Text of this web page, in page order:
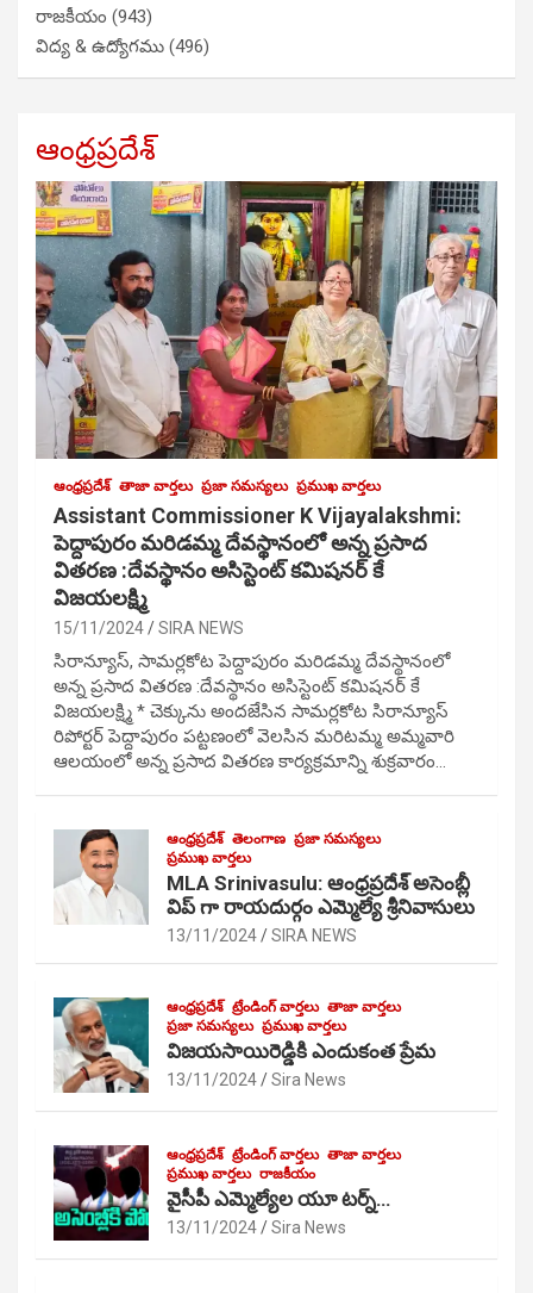
రాజకీయం (943)
విద్య & ఉద్యోగము (496)
ఆంధ్రప్రదేశ్
ఆంధ్రప్రదేశ్ తాజా వార్తలు ప్రజా సమస్యలు ప్రముఖ వార్తలు
Assistant Commissioner K Vijayalakshmi:
పెద్దాపురం మరిడమ్మ దేవస్థానంలో అన్న ప్రసాద
వితరణ :దేవస్థానం అసిస్టెంట్ కమిషనర్ కే
విజయలక్ష్మి
15/11/2024 SIRA NEWS
సిరాన్యూస్, సామర్లకోట పెద్దాపురం మరిడమ్మ దేవస్థానంలో
అన్న ప్రసాద వితరణ :దేవస్థానం అసిస్టెంట్ కమిషనర్ కే
విజయలక్ష్మి * చెక్కును అందజేసిన సామర్లకోట సిరాన్యూస్
రిపోర్టర్ పెద్దాపురం పట్టణంలో వెలసిన మరిటమ్మ అమ్మవారి
ఆలయంలో అన్న ప్రసాద వితరణ కార్యక్రమాన్ని శుక్రవారం…
ఆంధ్రప్రదేశ్ తెలంగాణ ప్రజా సమస్యలు
ప్రముఖ వార్తలు
MLA Srinivasulu: ఆంధ్రప్రదేశ్ అసెంబ్లీ
విప్ గా రాయదుర్గం ఎమ్మెల్యే శ్రీనివాసులు
13/11/2024 SIRA NEWS
ఆంధ్రప్రదేశ్ ట్రేండింగ్ వార్తలు తాజా వార్తలు
ప్రజా సమస్యలు ప్రముఖ వార్తలు
విజయసాయిరెడ్డికి ఎందుకంత ప్రేమ
13/11/2024 Sira News
ఆంధ్రప్రదేశ్ ట్రేండింగ్ వార్తలు తాజా వార్తలు
ప్రముఖ వార్తలు రాజకీయం
వైసీపీ ఎమ్మెల్యేల యూ టర్న్…
13/11/2024 Sira News